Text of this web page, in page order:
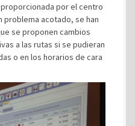
por el centro
acotado, se han
se proponen cambios
a las rutas si se pudieran
o en los horarios de cara